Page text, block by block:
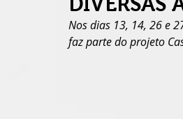
Nos dias 13, 14, 26 e
faz parte do projeto